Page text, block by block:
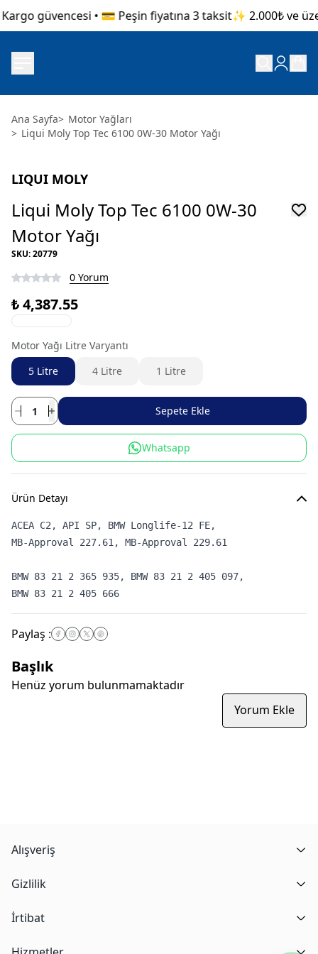
güvencesi • 💳 Peşin fiyatına 3 taksit✨ 2.000₺ ve
Ana Sayfa> Motor Yağları
> Liqui Moly Top Tec 6100 0W-30 Motor Yağı
LIQUI MOLY
Liqui Moly Top Tec 6100 0W-30
Motor Yağı
SKU:20779
0 Yorum
₺ 4,387.55
Motor Yağı Litre Varyantı
5 Litre
4 Litre 1 Litre
Sepete Ekle
Whatsapp
Ürün Detayı
ACEA C2, API SP, BMW Longlife-12 FE,
BMW 83 21 2 365 935, BMW 83 21 2 405 097,
BMW 83 21 2 405 666
Paylaş :
Başlık
Henüz yorum bulunmamaktadır
Yorum Ekle
Alışveriş
Gizlilik
İrtibat